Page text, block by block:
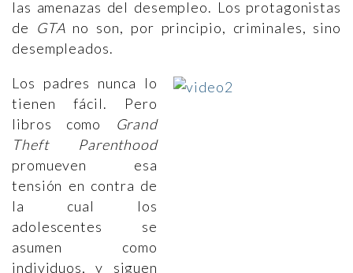
las amenazas del desempleo. Los protagonistas
de GTA no son, por principio, criminales, sino
desempleados.
Los padres nunca lo
tienen fácil. Pero
libros como
Grand
Theft Parenthood
promueven esa
tensión en contra de
la cual los
adolescentes se
asumen como
individuos, y siguen